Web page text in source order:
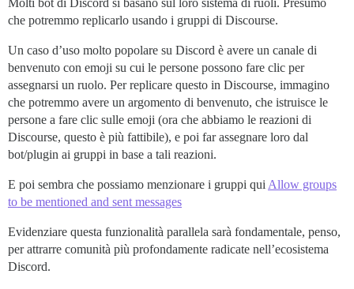
Molti bot di Discord si basano sul loro sistema di ruoli. Presumo
che potremmo replicarlo usando i gruppi di Discourse.
Un caso d’uso molto popolare su Discord è avere un canale di
benvenuto con emoji su cui le persone possono fare clic per
assegnarsi un ruolo. Per replicare questo in Discourse, immagino
che potremmo avere un argomento di benvenuto, che istruisce le
persone a fare clic sulle emoji (ora che abbiamo le reazioni di
Discourse, questo è più fattibile), e poi far assegnare loro dal
bot/plugin ai gruppi in base a tali reazioni.
E poi sembra che possiamo menzionare i gruppi qui Allow groups
to be mentioned and sent messages
Evidenziare questa funzionalità parallela sarà fondamentale, penso,
per attrarre comunità più profondamente radicate nell’ecosistema
Discord.